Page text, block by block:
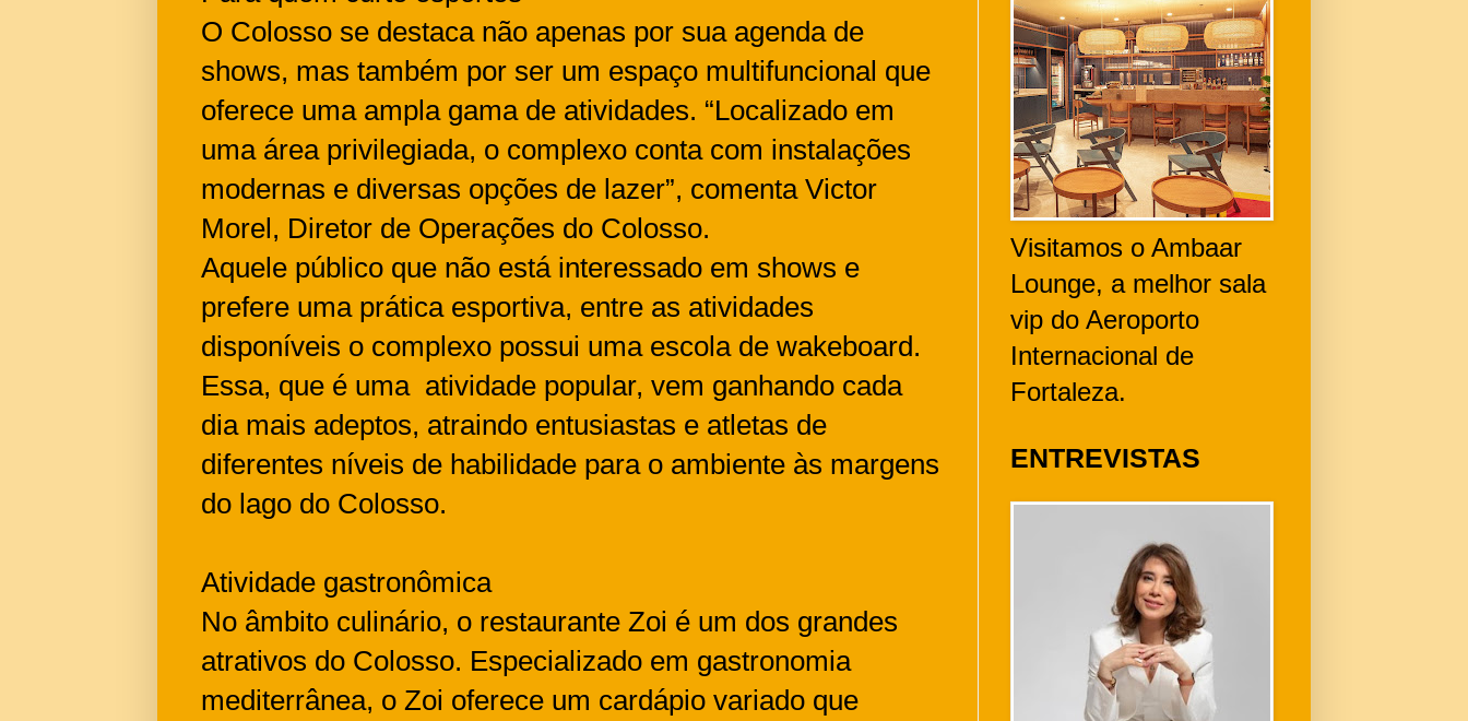
O Colosso se destaca não apenas por sua agenda de
shows, mas também por ser um espaço multifuncional que
oferece uma ampla gama de atividades. “Localizado em
uma área privilegiada, o complexo conta com instalações
modernas e diversas opções de lazer”, comenta Victor
Morel, Diretor de Operações do Colosso.
Aquele público que não está interessado em shows e
prefere uma prática esportiva, entre as atividades
disponíveis o complexo possui uma escola de wakeboard.
Essa, que é uma atividade popular, vem ganhando cada
dia mais adeptos, atraindo entusiastas e atletas de
diferentes níveis de habilidade para o ambiente às margens
do lago do Colosso.
Atividade gastronômica
No âmbito culinário, o restaurante Zoi é um dos grandes
atrativos do Colosso. Especializado em gastronomia
mediterrânea, o Zoi oferece um cardápio variado que
Visitamos o Ambaar
Lounge, a melhor sala
vip do Aeroporto
Internacional de
Fortaleza.
ENTREVISTAS